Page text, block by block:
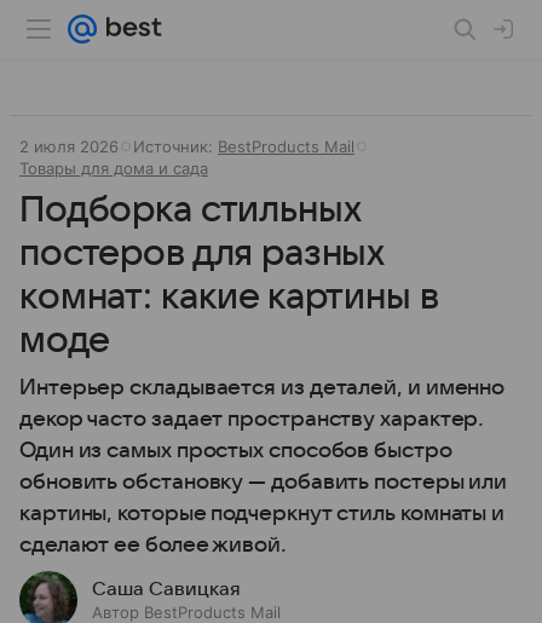
2 июля 2026 Источник: BestProducts Mail
Товары для дома и сада
Подборка стильных
постеров для разных
комнат: какие картины в
моде
Интерьер складывается из деталей, и именно
декор часто задает пространству характер.
Один из самых простых способов быстро
обновить обстановку — добавить постеры или
картины, которые подчеркнут стиль комнаты и
сделают ее более живой.
Саша Савицкая
Автор BestProducts Mail